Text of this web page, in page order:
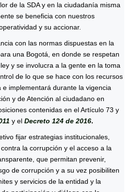
de la SDA y en la ciudadanía misma
se beneficia con nuestros
y su accionar.
con las normas dispuestas en la
una Bogotá, en donde se respetan
y se involucra a la gente en la toma
de lo que se hace con los recursos
e implementará durante la vigencia
y de Atención al ciudadano en
contenidas en el Artículo 73 y
y el Decreto 124 de 2016.
fijar estrategias institucionales,
la corrupción y el acceso a la
que permitan prevenir,
de corrupción y a su vez posibiliten
y servicios de la entidad y la